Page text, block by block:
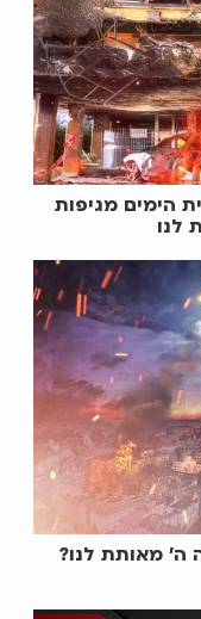
הימים מגיפות
לנו
ה' מאותת לנו?